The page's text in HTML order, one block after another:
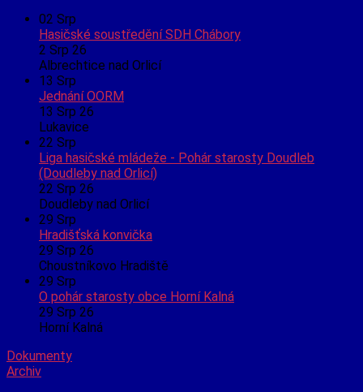
02 Srp
Hasičské soustředění SDH Chábory
2 Srp 26
Albrechtice nad Orlicí
13 Srp
Jednání OORM
13 Srp 26
Lukavice
22 Srp
Liga hasičské mládeže - Pohár starosty Doudleb
(Doudleby nad Orlicí)
22 Srp 26
Doudleby nad Orlicí
29 Srp
Hradišťská konvička
29 Srp 26
Choustníkovo Hradiště
29 Srp
O pohár starosty obce Horní Kalná
29 Srp 26
Horní Kalná
Dokumenty
Archiv